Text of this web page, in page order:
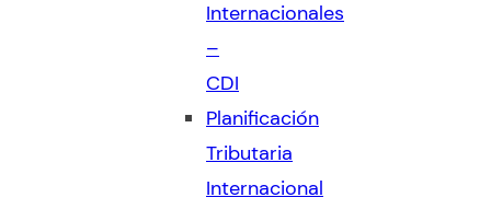
Internacionales
–
CDI
Planificación
Tributaria
Internacional